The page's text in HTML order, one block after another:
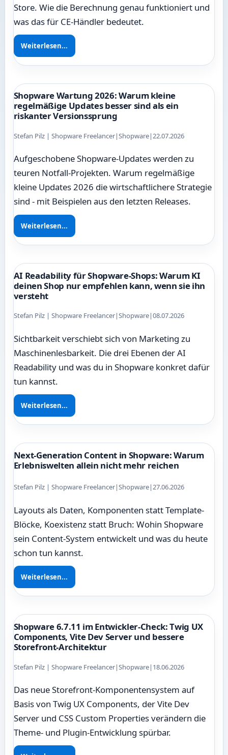
Store. Wie die Berechnung genau funktioniert und
was das für CE-Händler bedeutet.
Weiterlesen...
Shopware Wartung 2026: Warum kleine
regelmäßige Updates besser sind als ein
riskanter Versionssprung
Stefan Pilz | Shopware Freelancer|Shopware|22.07.2026
Aufgeschobene Shopware-Updates werden zu
teuren Notfall-Projekten. Warum regelmäßige
kleine Updates 2026 die wirtschaftlichere Strategie
sind - mit Beispielen aus den letzten Releases.
Weiterlesen...
AI Readability für Shopware-Shops: Warum KI
deinen Shop nur empfehlen kann, wenn sie ihn
versteht
Stefan Pilz | Shopware Freelancer|Shopware|08.07.2026
Sichtbarkeit verschiebt sich von Marketing zu
Maschinenlesbarkeit. Die drei Ebenen der AI
Readability und was du in Shopware konkret dafür
tun kannst.
Weiterlesen...
Next-Generation Content in Shopware: Warum
Erlebniswelten allein nicht mehr reichen
Stefan Pilz | Shopware Freelancer|Shopware|27.06.2026
Layouts als Daten, Komponenten statt Template-
Blöcke, Koexistenz statt Bruch: Wohin Shopware
sein Content-System entwickelt und was du heute
schon tun kannst.
Weiterlesen...
Shopware 6.7.11 im Entwickler-Check: Twig UX
Components, Vite Dev Server und bessere
Storefront-Architektur
Stefan Pilz | Shopware Freelancer|Shopware| 18.06.2026
Das neue Storefront-Komponentensystem auf
Basis von Twig UX Components, der Vite Dev
Server und CSS Custom Properties verändern die
Theme- und Plugin-Entwicklung spürbar.